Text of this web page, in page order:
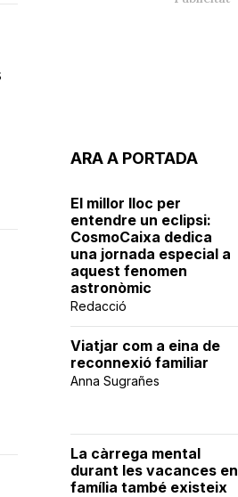
ARA A PORTADA
El millor lloc per
entendre un eclipsi:
CosmoCaixa dedica
una jornada especial a
aquest fenomen
astronòmic
Redacció
Viatjar com a eina de
reconnexió familiar
Anna Sugrañes
La càrrega mental
durant les vacances en
família també existeix